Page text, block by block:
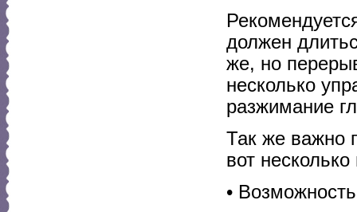
должен
же, но
несколько
разжимание
Так же важно
вот
•